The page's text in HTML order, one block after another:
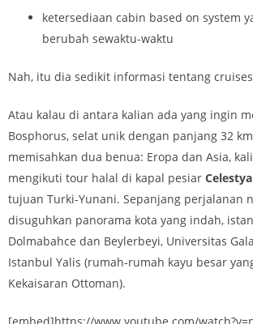
ketersediaan cabin based on system
berubah sewaktu-waktu
Nah, itu dia sedikit informasi tentang
Atau kalau di antara kalian ada yang ingin
Bosphorus, selat unik dengan panjang 32
memisahkan dua benua: Eropa dan Asia,
mengikuti tour halal di kapal pesiar
tujuan Turki-Yunani. Sepanjang perjalanan
disuguhkan panorama kota yang indah,
Dolmabahce dan Beylerbeyi, Universitas
Istanbul Yalis (rumah-rumah kayu besar
Kekaisaran Ottoman).